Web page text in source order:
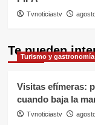
Tvnoticiastv
Te pueden
Turismo y gastronomía
Visitas efímeras:
cuando baja la
Tvnoticiastv